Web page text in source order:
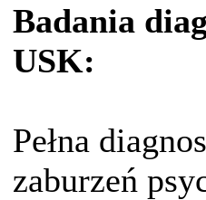
Badania
USK:
Pełna
zaburzeń